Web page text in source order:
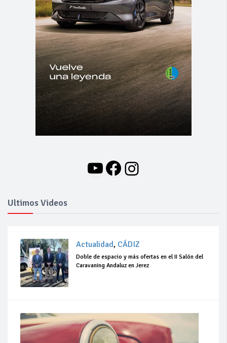
YouTube
Facebook
Instagram
Ultimos Videos
Actualidad, CÁDIZ
Doble de espacio y más ofertas en el II Salón del
Caravaning Andaluz en Jerez